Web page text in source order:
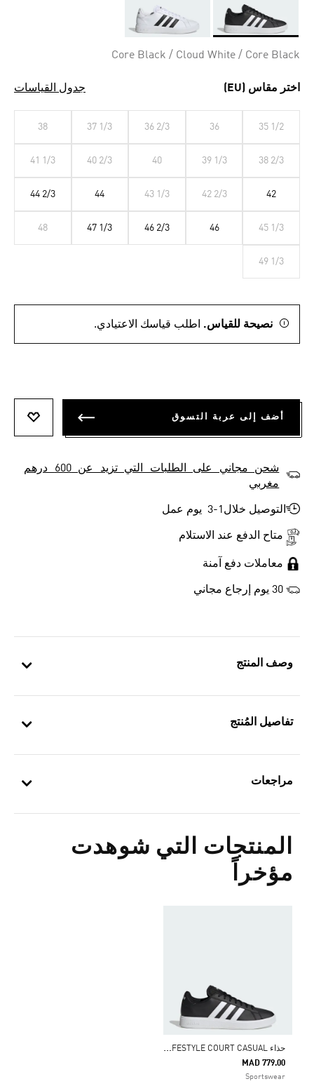
وصف المنتج
تفاصيل المُنتج
مراجعات
المنتجات التي شوهدت
مؤخراً
ح
ذاء GRAND COURT TD LIFESTYLE COURT CASUAL
MAD 779.00
Sportswear
Core Black / Cloud White / Core Black
اختر مقاس (EU) جدول القياسات
35 1/2
36
36 2/3
37 1/3
38
38 2/3
39 1/3
40
40 2/3
41 1/3
42
42 2/3
43 1/3
44
44 2/3
45 1/3
46
46 2/3
47 1/3
48
49 1/3
نصيحة للقياس. اطلب قياسك الاعتيادي.
أضف إلى عربة التسوق
شحن مجاني على الطلبات التي تزيد عن 600 درهم
مغربي
التوصيل خلال1-3 يوم عمل
متاح الدفع عند الاستلام
معاملات دفع آمنة